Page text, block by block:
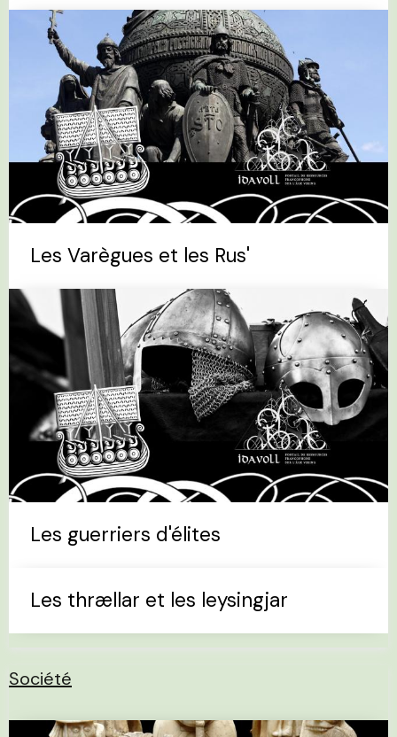
Les Varègues et les Rus'
Les guerriers d'élites
Les thrællar et les leysingjar
Société